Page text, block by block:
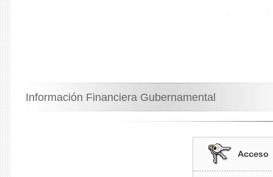
Información Financiera Gubernamental